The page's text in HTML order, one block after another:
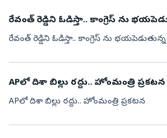
రేవంత్ రెడ్డిని ఓడిస్తా.. కాంగ్రెస్ ను
రేవంత్ రెడ్డిని ఓడిస్తా.. కాంగ్రెస్ ను
APలో దిశా బిల్లు రద్దు.. హోంమంత్రి ప్రకటన
APలో దిశా బిల్లు రద్దు.. హోంమంత్రి ప్రకటన